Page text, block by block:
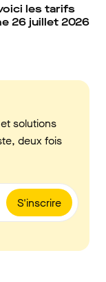
les tarifs
26 juillet 2026
solutions
deux fois
S'inscrire